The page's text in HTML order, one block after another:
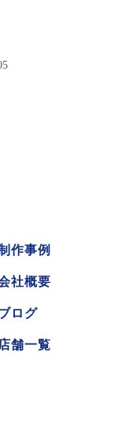
作事例
社概要
ログ
店舗一覧